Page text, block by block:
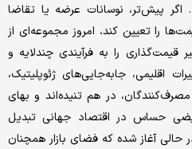
اگر پیش‌‌تر، نوسانات عرضه یا تقاضا
را تعیین کند، امروز مجموعه‌‌ای از
قیمت‌‌گذاری را به فرآیندی چندلایه و
اقلیمی، جابه‌‌جایی‌‌های ژئوپلیتیک،
در هم تنیده‌‌اند و بهای
حساس در اقتصاد جهانی تبدیل
در این میان، سال ۲۰۲۵ در حالی آغاز شده که فضای بازار همچنان